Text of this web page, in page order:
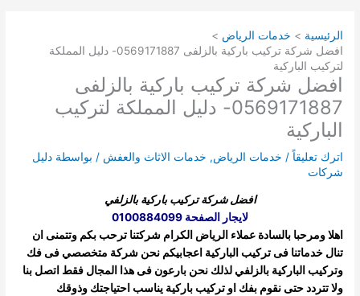
الرئيسية
خدمات الرياض
افضل شركة تركيب باركية بالزلفى 0569171887- دليل المملكة
لتركيب الباركية
افضل شركة تركيب باركية بالزلفى
0569171887- دليل المملكة لتركيب
الباركية
اترك تعليقاً / خدمات الرياض, خدمات الاثاث والعفش / بواسطة دليل
شركات
افضل شركة تركيب باركية بالزلفي
لايجار الصفحة 0100884099
اهلا ومرحبا بالسادة عملاء الرياض الكرام شركتنا ترحب بكم وتتمنى ان
تنال خدماتنا فى تركيب الباركية اعجابيكم نحن شركة متخصصي فى فك
وتركيب الباركية بالزلفي لذلك نحن بارعون فى هذا المجال فقط اتصل بنا
ولا تتردد حتى نقوم بفك او تركيب باركية يناسب احتياجتك وذوقك